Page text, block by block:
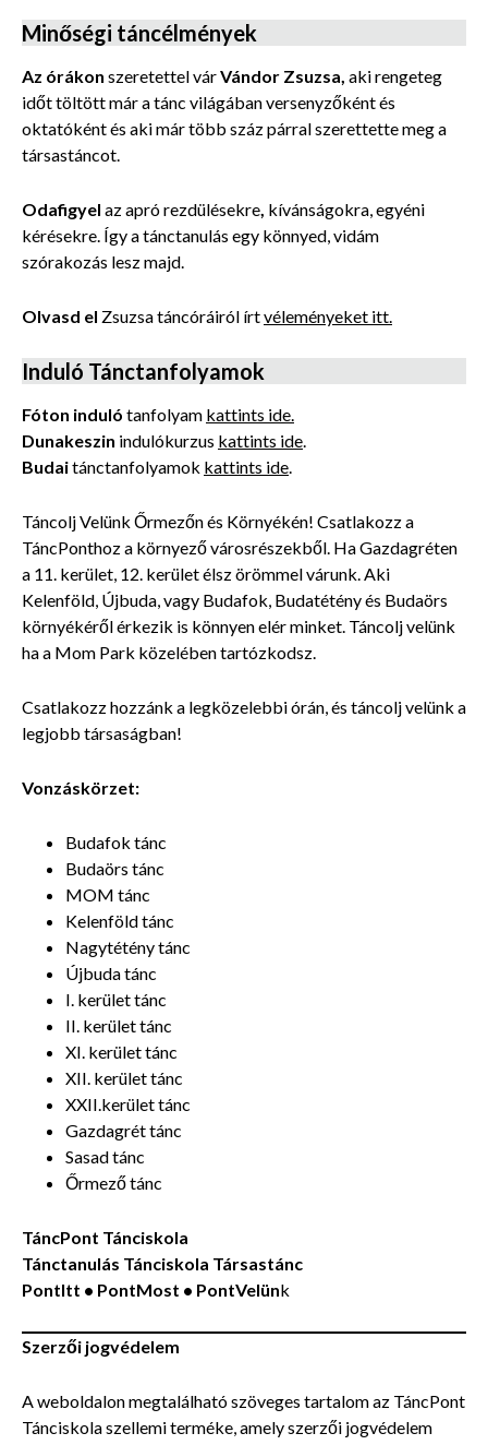
Minőségi táncélmények
Az órákon szeretettel várVándor Zsuzsa, aki rengeteg
időt töltött már a tánc világában versenyzőként és
oktatóként és aki már több száz párral szerettette meg a
társastáncot.
Odafigyel az apró rezdülésekre, kívánságokra, egyéni
kérésekre. Így a tánctanulás egy könnyed, vidám
szórakozás lesz majd.
Olvasd el Zsuzsa táncóráiról írtvéleményeket itt.
Induló Tánctanfolyamok
Fóton induló tanfolyam kattints ide.
Dunakeszin indulókurzus kattints ide.
Budaitánctanfolyamok kattints ide.
Táncolj Velünk Őrmezőn és Környékén! Csatlakozz a
TáncPonthoz a környező városrészekből. Ha Gazdagréten
a 11. kerület, 12. kerület élsz örömmel várunk. Aki
Kelenföld, Újbuda, vagy Budafok, Budatétény és Budaörs
környékéről érkezik is könnyen elér minket. Táncolj velünk
ha a Mom Park közelében tartózkodsz.
Csatlakozz hozzánk a legközelebbi órán, és táncolj velünk a
legjobb társaságban!
Vonzáskörzet:
Budafok tánc
Budaörs tánc
MOM tánc
Kelenföld tánc
Nagytétény tánc
Újbuda tánc
I. kerület tánc
II. kerület tánc
XI. kerület tánc
XII. kerület tánc
XXII.kerület tánc
Gazdagrét tánc
Sasad tánc
Őrmező tánc
TáncPont Tánciskola
Tánctanulás Tánciskola Társastánc
PontItt • PontMost • PontVelünk
Szerzői jogvédelem
A weboldalon megtalálható szöveges tartalom az TáncPont
Tánciskola szellemi terméke, amely szerzői jogvédelem